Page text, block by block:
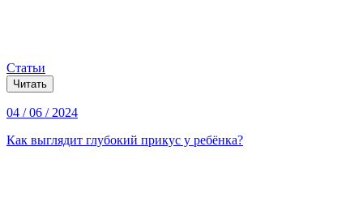
Статьи
Читать
04 / 06 / 2024
Как выглядит глубокий прикус у ребёнка?